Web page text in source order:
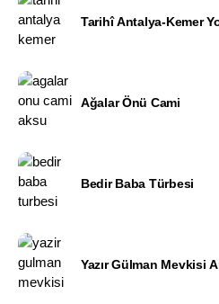
Tarihî Antalya-Kemer
Ağalar Önü Cami
Bedir Baba Türbesi
Yazır Gülman Mevkisi